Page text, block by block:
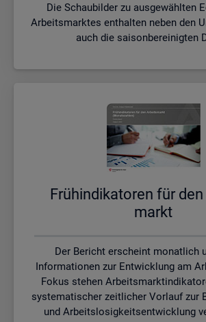
Die Schaubilder zu ausgewählten
Arbeitsmarktes enthalten neben den
auch die saisonbereinigten
Früh­in­di­ka­to­ren für
markt
Der Bericht erscheint monatlich
Informationen zur Entwicklung am
Fokus stehen
systematischer zeitlicher Vorlauf zur
und Arbeitslosigkeitsentwicklung